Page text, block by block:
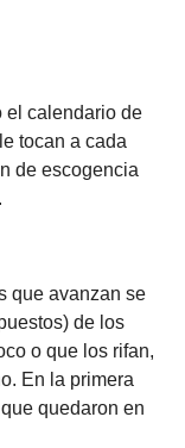
el calendario de
tocan a cada
de escogencia
que avanzan se
de los
o que los rifan,
En la primera
quedaron en